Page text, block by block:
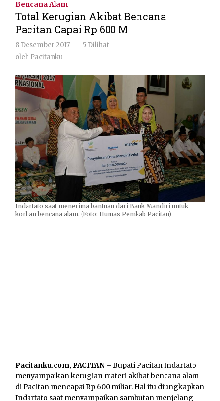
Bencana Alam
Total Kerugian Akibat Bencana
Pacitan Capai Rp 600 M
8 Desember 2017
oleh
-
5 Dilihat
oleh Pacitanku
Indartato saat menerima bantuan dari Bank Mandiri untuk
korban bencana alam. (Foto: Humas Pemkab Pacitan)
Pacitanku.com, PACITAN – Bupati Pacitan Indartato
menyampaikan kerugian materi akibat bencana alam
di Pacitan mencapai Rp 600 miliar. Hal itu diungkapkan
Indartato saat menyampaikan sambutan menjelang